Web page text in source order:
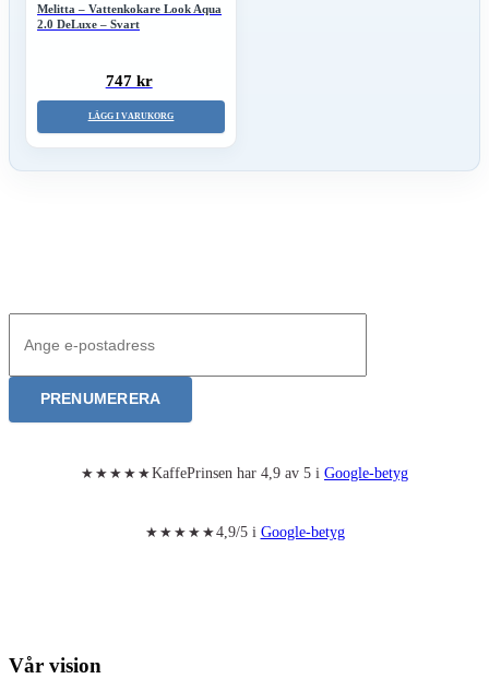
Melitta – Vattenkokare Look Aqua
2.0 DeLuxe – Svart
747 kr
LÄGG I VARUKORG
PRENUMERERA
★★★★★KaffePrinsen har 4,9 av 5 i Google-betyg
★★★★★4,9/5 i Google-betyg
Vår vision